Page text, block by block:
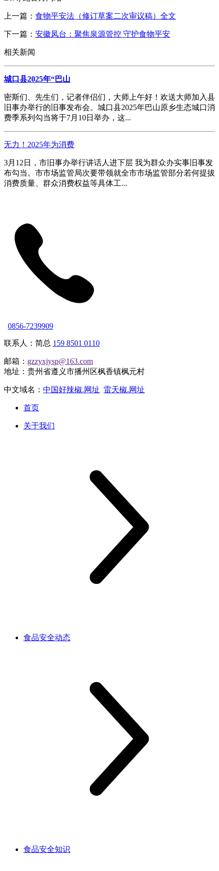
上一篇： 食物平安法（修订草案二次审议稿）全文
下一篇： 安徽凤台：聚焦泉源管控 守护食物平安
相关新闻
城口县2025年“巴山
密斯们、先生们，记者伴侣们，大师上午好！欢送大师加入县
旧事办举行的旧事发布会。城口县2025年巴山原乡生态城口消
费季系列勾当将于7月10日举办，这...
无力！2025年为消费
3月12日，市旧事办举行讲话人进下层 我为群众办实事旧事发
布勾当。市市场监管局次要带领就全市市场监管部分若何提拔
消费质量、群众消费权益等具体工...
0856-7239909
联系人：简总 159 8501 0110
邮箱： gzzyxjysp@163.com
地址：贵州省遵义市播州区枫香镇枫元村
中文域名： 中国好辣椒.网址 雷天椒.网址
首页
关于我们
食品安全动态
食品安全知识